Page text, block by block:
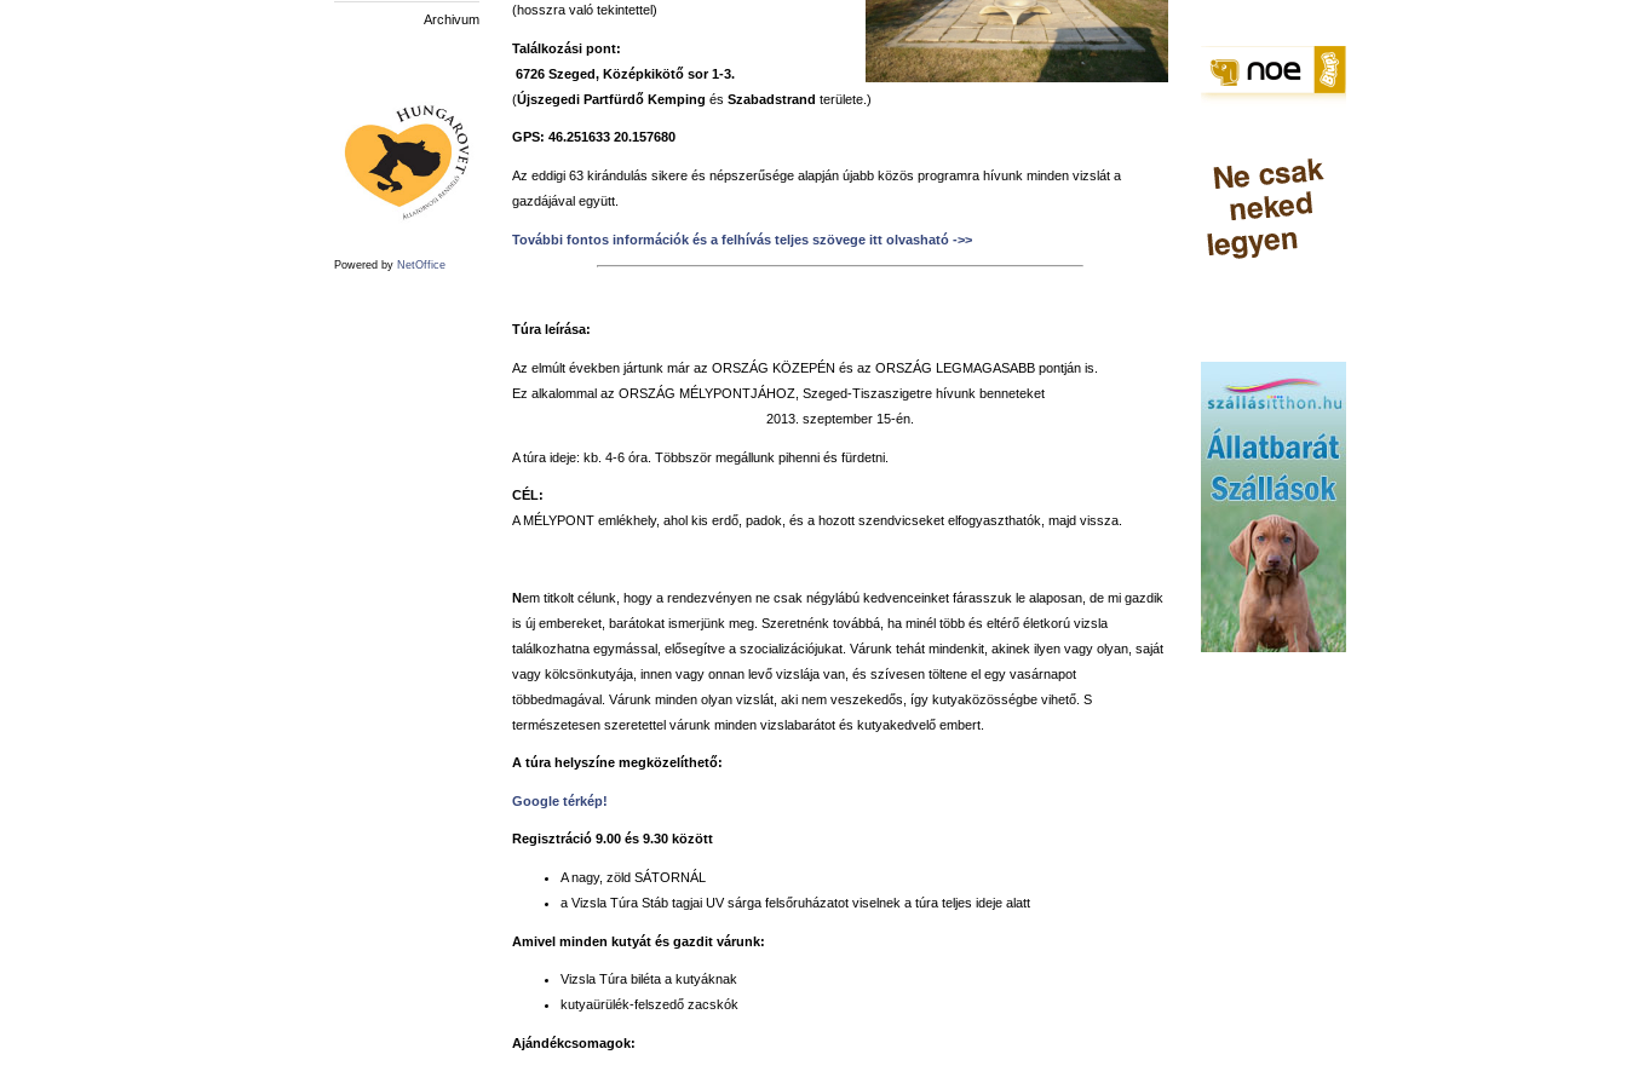
Archivum
Powered by NetOffice
(hosszra való tekintettel)
Találkozási pont:
6726 Szeged, Középkikötő sor 1-3.
(Újszegedi Partfürdő Kemping és Szabadstrand területe.)
GPS: 46.251633 20.157680
Az eddigi 63 kirándulás sikere és népszerűsége alapján újabb közös programra hívunk minden vizslát a
gazdájával együtt.
További fontos információk és a felhívás teljes szövege itt olvasható ->>
Túra leírása:
Az elmúlt években jártunk már az ORSZÁG KÖZEPÉN és az ORSZÁG LEGMAGASABB pontján is.
Ez alkalommal az ORSZÁG MÉLYPONTJÁHOZ, Szeged-Tiszaszigetre hívunk benneteket
2013. szeptember 15-én.
A túra ideje: kb. 4-6 óra. Többször megállunk pihenni és fürdetni.
CÉL:
A MÉLYPONT emlékhely, ahol kis erdő, padok, és a hozott szendvicseket elfogyaszthatók, majd vissza.
Nem titkolt célunk, hogy a rendezvényen ne csak négylábú kedvenceinket fárasszuk le alaposan, de mi gazdik
is új embereket, barátokat ismerjünk meg. Szeretnénk továbbá, ha minél több és eltérő életkorú vizsla
találkozhatna egymással, elősegítve a szocializációjukat. Várunk tehát mindenkit, akinek ilyen vagy olyan, saját
vagy kölcsönkutyája, innen vagy onnan levő vizslája van, és szívesen töltene el egy vasárnapot
többedmagával. Várunk minden olyan vizslát, aki nem veszekedős, így kutyaközösségbe vihető. S
természetesen szeretettel várunk minden vizslabarátot és kutyakedvelő embert.
A túra helyszíne megközelíthető:
Google térkép!
Regisztráció 9.00 és 9.30 között
A nagy, zöld SÁTORNÁL
a Vizsla Túra Stáb tagjai UV sárga felsőruházatot viselnek a túra teljes ideje alatt
Amivel minden kutyát és gazdit várunk:
Vizsla Túra biléta a kutyáknak
kutyaürülék-felszedő zacskók
Ajándékcsomagok: